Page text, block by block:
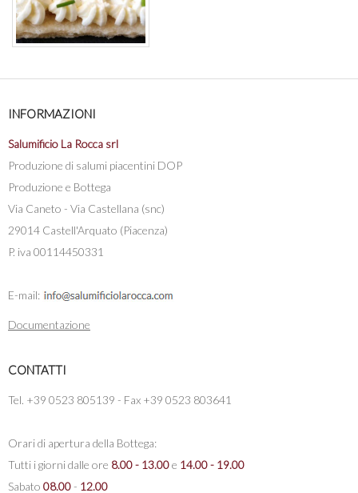
INFORMAZIONI
Salumificio La Rocca srl
Produzione di salumi piacentini DOP
Produzione e Bottega
Via Caneto - Via Castellana (snc)
29014 Castell'Arquato (Piacenza)
P. iva 00114450331
E-mail:
Documentazione
CONTATTI
Tel. +39 0523 805139 - Fax +39 0523 803641
Orari di apertura della Bottega:
Tutti i giorni dalle ore 8.00 - 13.00e 14.00 - 19.00
Sabato 08.00- 12.00